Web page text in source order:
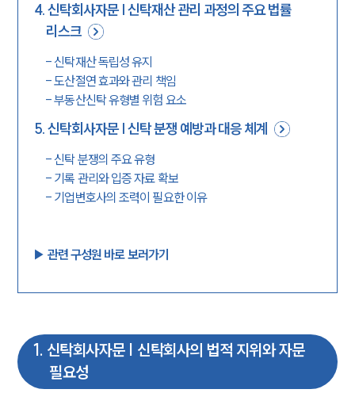
4.신탁회사자문 | 신탁재산 관리 과정의 주요 법률
리스크
-신탁재산 독립성 유지
-도산절연 효과와 관리 책임
-부동산신탁 유형별 위험 요소
5.신탁회사자문 | 신탁 분쟁 예방과 대응 체계
-신탁 분쟁의 주요 유형
- 기록 관리와 입증 자료 확보
- 기업변호사의 조력이 필요한 이유
▶︎ 관련 구성원 바로 보러가기
1 . 신탁회사자문 | 신탁회사의 법적 지위와 자문
필요성